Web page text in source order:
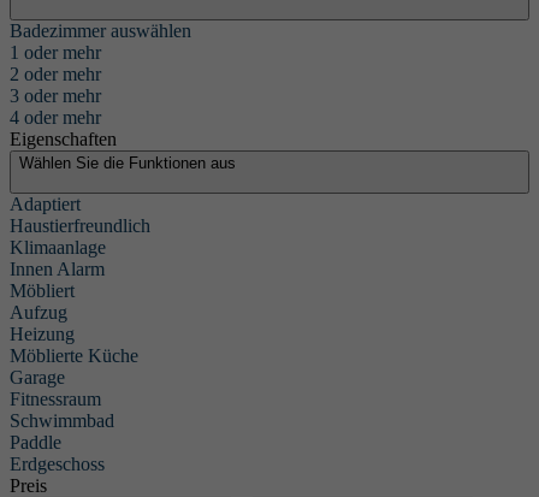
Badezimmer auswählen
1 oder mehr
2 oder mehr
3 oder mehr
4 oder mehr
Eigenschaften
Wählen Sie die Funktionen aus
Adaptiert
Haustierfreundlich
Klimaanlage
Innen Alarm
Möbliert
Aufzug
Heizung
Möblierte Küche
Garage
Fitnessraum
Schwimmbad
Paddle
Erdgeschoss
Preis